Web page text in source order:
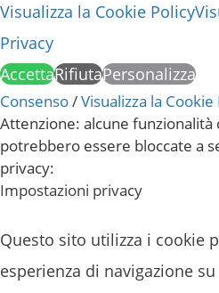
Visualizza la Cookie Policy
Privacy
AccettaRifiutaPersonalizza
Consenso/Visualizza la Cookie
Attenzione: alcune funzionalità
potrebbero essere bloccate a
privacy:
Impostazioni privacy
Questo sito utilizza i cookie
esperienza di navigazione